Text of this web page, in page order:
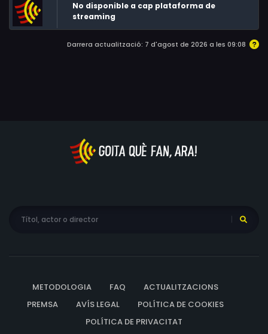
No disponible a cap plataforma de
streaming
Darrera actualització: 7 d'agost de 2026 a les 09:08
METODOLOGIA FAQ
ACTUALITZACIONS
PREMSA
AVÍS LEGAL
POLÍTICA DE COOKIES
POLÍTICA DE PRIVACITAT